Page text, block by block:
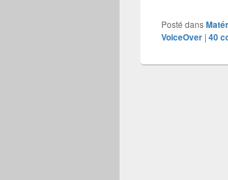
Posté dans
VoiceOver | 40